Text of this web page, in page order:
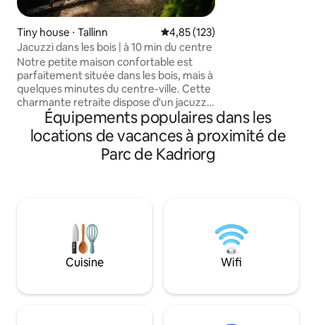
Tiny house ⋅ Tallinn Évaluation moyenne sur la
4,85 (123)
Jacuzzi dans les bois | à 10 min du centre
Notre petite maison confortable est
parfaitement située dans les bois, mais à
quelques minutes du centre-ville. Cette
charmante retraite dispose d'un jacuzzi
sous une canopée d'arbres, où vous
pourrez vous détendre en écoutant les
chansons apaisantes des oiseaux locaux.
À l'intérieur, profitez du confort
aventuriers en solo à la recherche d'un
mélange de nature et de commodité,
notre micro-maison promet un séjour
revigorant.
Équipements populaires dans les
locations de vacances à proximité de
Parc de Kadriorg
Cuisine Wifi